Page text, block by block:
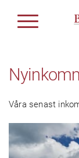
Våra senast